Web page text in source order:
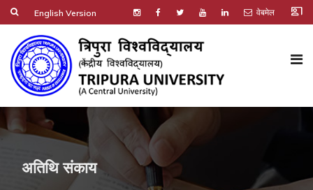
English Version वेबमेल co_present
अतिथि संकाय